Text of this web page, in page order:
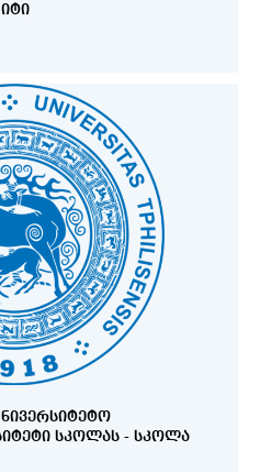
ᲡᲙᲝᲚᲐᲡ - ᲡᲙᲝᲚᲐ